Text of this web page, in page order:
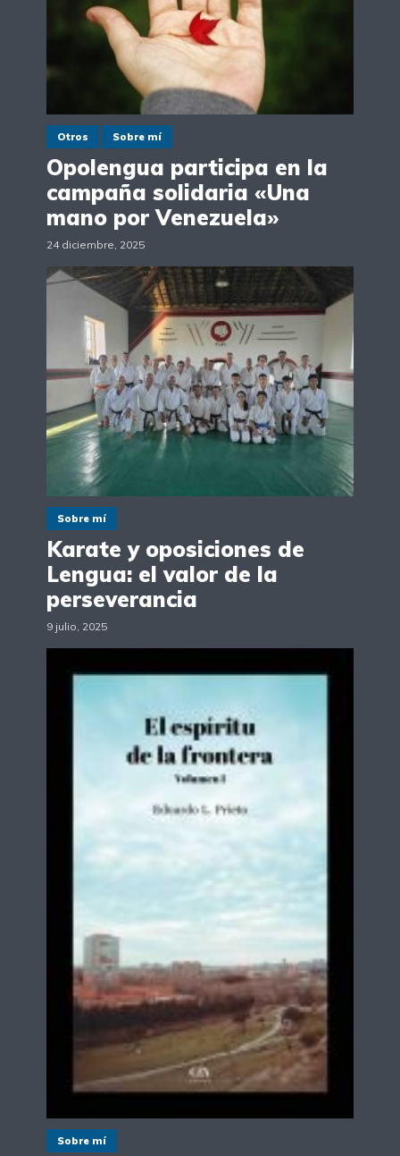
Otros Sobre mí
Opolengua participa en la
campaña solidaria «Una
mano por Venezuela»
24 diciembre, 2025
Sobre mí
Karate y oposiciones de
Lengua: el valor de la
perseverancia
9 julio, 2025
Sobre mí